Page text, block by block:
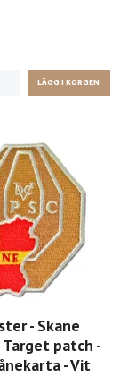
- Skane
Target patch -
- Vit